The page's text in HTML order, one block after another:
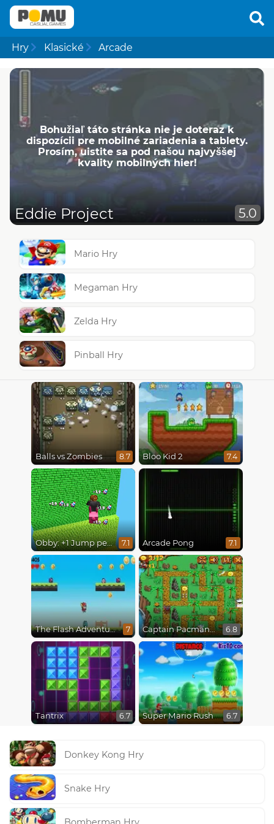
Hry Klasické Arcade
Bohužiaľ táto stránka nie je doteraz k
dispozícii pre mobilné zariadenia a tablety.
Prosím, uistite sa pod našou najvyššej
kvality mobilných hier!
Eddie Project 5.0
Mario Hry
Megaman Hry
Zelda Hry
Pinball Hry
Balls vs Zombies 8.7 Bloo Kid 2 7.4
Obby: +1 Jump per Click 7.1 Arcade Pong 7.1
The Flash Adventures 7 Captain Pacman Adventure 6.8
Tantrix 6.7 Super Mario Rush 6.7
Donkey Kong Hry
Snake Hry